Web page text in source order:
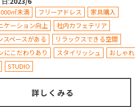
㎡未満 フリーアドレス
家具購入
ケーション向上
社内カフェテリア
スペースがある
リラックスできる空間
にこだわりあり
スタイリッシュ
おしゃれ
STUDIO
詳しくみる